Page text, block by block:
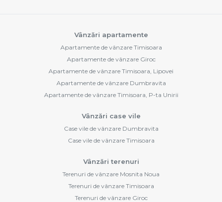
Vânzări apartamente
Apartamente de vânzare Timisoara
Apartamente de vânzare Giroc
Apartamente de vânzare Timisoara, Lipovei
Apartamente de vânzare Dumbravita
Apartamente de vânzare Timisoara, P-ta Unirii
Vânzări case vile
Case vile de vânzare Dumbravita
Case vile de vânzare Timisoara
Vânzări terenuri
Terenuri de vânzare Mosnita Noua
Terenuri de vânzare Timisoara
Terenuri de vânzare Giroc